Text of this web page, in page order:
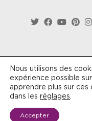
Site réalisé par
confidentialité-
Nous utilisons des
expérience possible
apprendre plus sur
dans les réglages.
Accepter